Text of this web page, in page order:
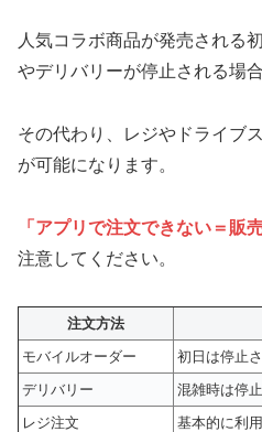
人気コラボ商品が発売される
やデリバリーが停止される場
その代わり、レジやドライブ
が可能になります。
「アプリで注文できない＝販
注意してください。
注文方法
モバイルオーダー
初日は停止
デリバリー
混雑時は停
レジ注文
基本的に利